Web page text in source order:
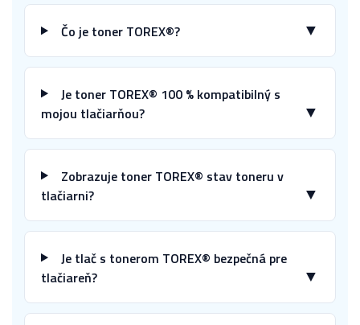
Čo je toner TOREX®? ▼
Je toner TOREX® 100 % kompatibilný s
mojou tlačiarňou?
▼
Zobrazuje toner TOREX® stav toneru v
tlačiarni?
▼
Je tlač s tonerom TOREX® bezpečná pre
tlačiareň?
▼